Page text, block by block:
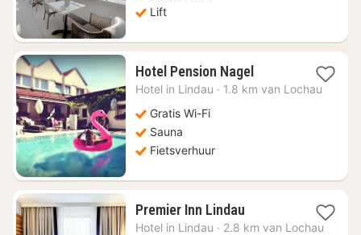
Lift
Hotel Pension Nagel1
nacht
Hotel in Lindau · 1.8 km van Lochau
Gratis Wi-Fi
Sauna
Fietsverhuur
Premier Inn Lindau1
nacht
Hotel in Lindau · 2.8 km van Lochau